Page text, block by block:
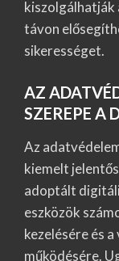
kiszolgálhatják
távon
sikerességet.
AZ
SZEREPE A
Az
kiemelt
adoptált
eszközök
kezelésére és
működésére.